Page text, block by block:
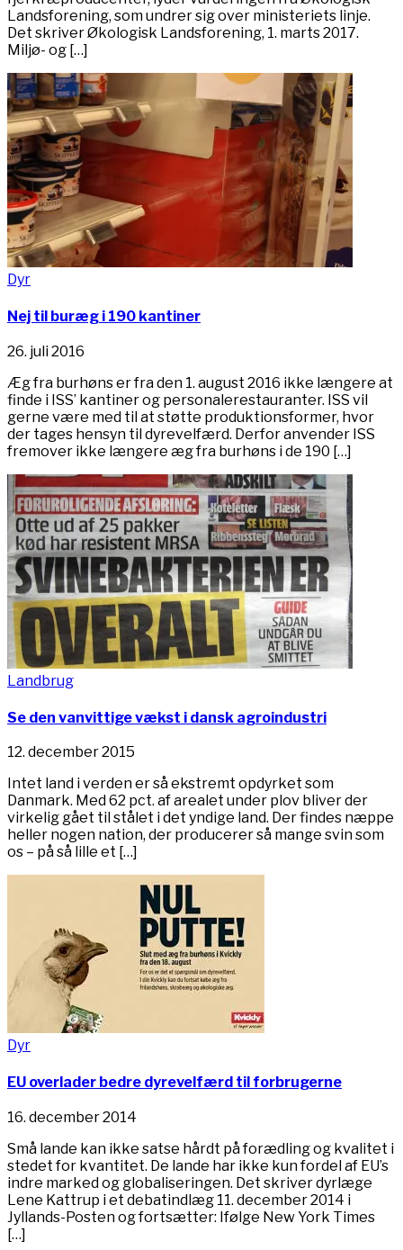
Landsforening, som undrer sig over ministeriets linje.
Det skriver Økologisk Landsforening, 1. marts 2017.
Miljø- og […]
Dyr
Nej til buræg i 190 kantiner
26. juli 2016
Æg fra burhøns er fra den 1. august 2016 ikke længere at
finde i ISS’ kantiner og personalerestauranter. ISS vil
gerne være med til at støtte produktionsformer, hvor
der tages hensyn til dyrevelfærd. Derfor anvender ISS
fremover ikke længere æg fra burhøns i de 190 […]
Landbrug
Se den vanvittige vækst i dansk agroindustri
12. december 2015
Intet land i verden er så ekstremt opdyrket som
Danmark. Med 62 pct. af arealet under plov bliver der
virkelig gået til stålet i det yndige land. Der findes næppe
heller nogen nation, der producerer så mange svin som
os – på så lille et […]
Dyr
EU overlader bedre dyrevelfærd til forbrugerne
16. december 2014
Små lande kan ikke satse hårdt på forædling og kvalitet i
stedet for kvantitet. De lande har ikke kun fordel af EU’s
indre marked og globaliseringen. Det skriver dyrlæge
Lene Kattrup i et debatindlæg 11. december 2014 i
Jyllands-Posten og fortsætter: Ifølge New York Times
[…]